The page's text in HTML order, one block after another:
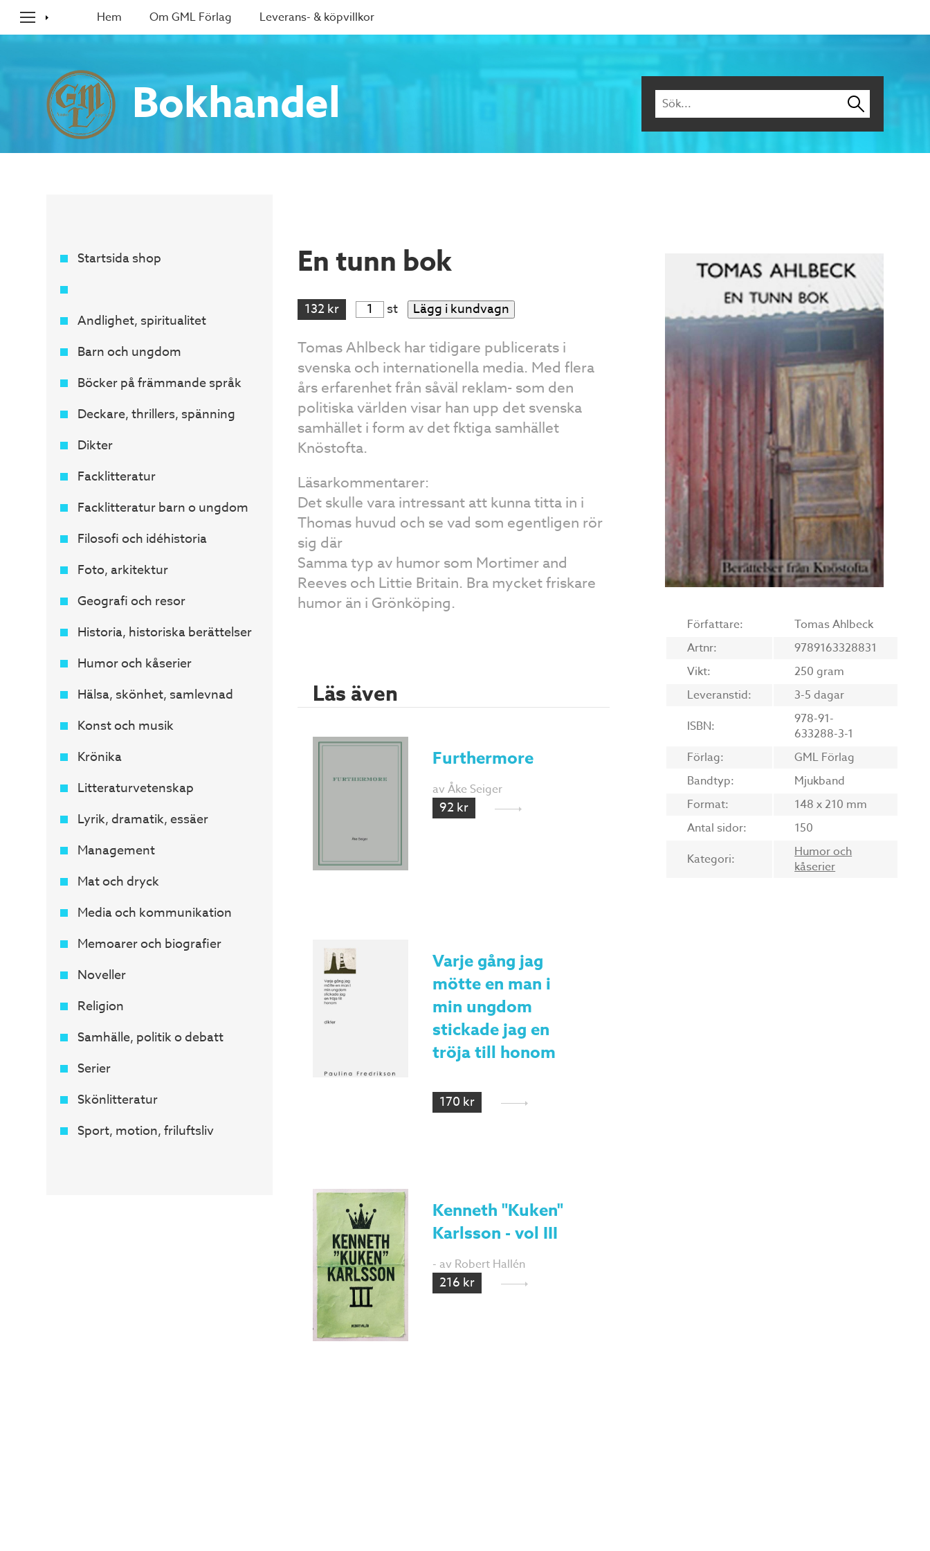
Hem Om GML Förlag Leverans- & köpvillkor
Bokhandel
Startsida shop
Andlighet, spiritualitet
Barn och ungdom
Böcker på främmande språk
Deckare, thrillers, spänning
Dikter
Facklitteratur
Facklitteratur barn o ungdom
Filosofi och idéhistoria
Foto, arkitektur
Geografi och resor
Historia, historiska berättelser
Humor och kåserier
Hälsa, skönhet, samlevnad
Konst och musik
Krönika
Litteraturvetenskap
Lyrik, dramatik, essäer
Management
Mat och dryck
Media och kommunikation
Memoarer och biografier
Noveller
Religion
Samhälle, politik o debatt
Serier
Skönlitteratur
Sport, motion, friluftsliv
En tunn bok
132 kr st Lägg i kundvagn
Tomas Ahlbeck har tidigare publicerats i
svenska och internationella media. Med flera
års erfarenhet från såväl reklam- som den
politiska världen visar han upp det svenska
samhället i form av det fktiga samhället
Knöstofta.
Läsarkommentarer:
Det skulle vara intressant att kunna titta in i
Thomas huvud och se vad som egentligen rör
sig där
Samma typ av humor som Mortimer and
Reeves och Littie Britain. Bra mycket friskare
humor än i Grönköping.
Läs även
Furthermore
av Åke Seiger
92 kr
Varje gång jag
mötte en man i
min ungdom
stickade jag en
tröja till honom
170 kr
Kenneth "Kuken"
Karlsson - vol III
- av Robert Hallén
216 kr
Författare:
Tomas Ahlbeck
Artnr:
9789163328831
Vikt:
250 gram
Leveranstid:
3-5 dagar
ISBN:
978-91-
633288-3-1
Förlag:
GML Förlag
Bandtyp:
Mjukband
Format:
148 x 210 mm
Antal sidor:
150
Kategori:
Humor och
kåserier